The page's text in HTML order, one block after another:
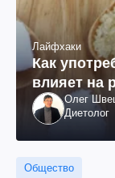
Лайфхаки
Как
влияет на
Олег
Диетолог
Общество